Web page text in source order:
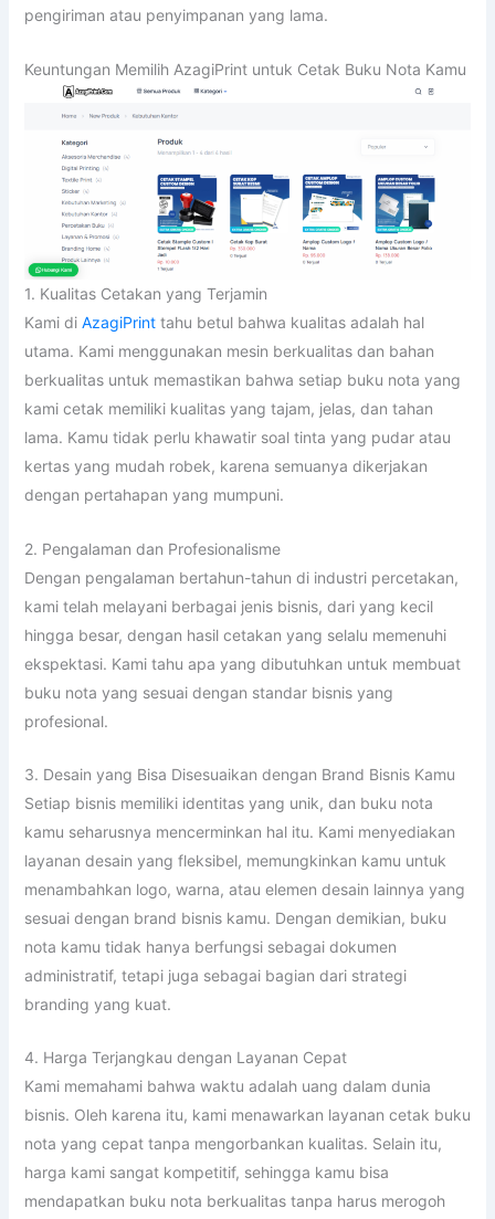
pengiriman atau penyimpanan yang lama.
Keuntungan Memilih AzagiPrint untuk Cetak Buku Nota Kamu
1. Kualitas Cetakan yang Terjamin
Kami di AzagiPrinttahu betul bahwa kualitas adalah hal
utama. Kami menggunakan mesin berkualitas dan bahan
berkualitas untuk memastikan bahwa setiap buku nota yang
kami cetak memiliki kualitas yang tajam, jelas, dan tahan
lama. Kamu tidak perlu khawatir soal tinta yang pudar atau
kertas yang mudah robek, karena semuanya dikerjakan
dengan pertahapan yang mumpuni.
2. Pengalaman dan Profesionalisme
Dengan pengalaman bertahun-tahun di industri percetakan,
kami telah melayani berbagai jenis bisnis, dari yang kecil
hingga besar, dengan hasil cetakan yang selalu memenuhi
ekspektasi. Kami tahu apa yang dibutuhkan untuk membuat
buku nota yang sesuai dengan standar bisnis yang
profesional.
3. Desain yang Bisa Disesuaikan dengan Brand Bisnis Kamu
Setiap bisnis memiliki identitas yang unik, dan buku nota
kamu seharusnya mencerminkan hal itu. Kami menyediakan
layanan desain yang fleksibel, memungkinkan kamu untuk
menambahkan logo, warna, atau elemen desain lainnya yang
sesuai dengan brand bisnis kamu. Dengan demikian, buku
nota kamu tidak hanya berfungsi sebagai dokumen
administratif, tetapi juga sebagai bagian dari strategi
branding yang kuat.
4. Harga Terjangkau dengan Layanan Cepat
Kami memahami bahwa waktu adalah uang dalam dunia
bisnis. Oleh karena itu, kami menawarkan layanan cetak buku
nota yang cepat tanpa mengorbankan kualitas. Selain itu,
harga kami sangat kompetitif, sehingga kamu bisa
mendapatkan buku nota berkualitas tanpa harus merogoh